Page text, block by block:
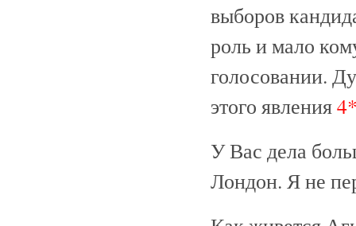
выборов
роль и мало
голосовании.
этого явления
У Вас дела
Лондон. Я не